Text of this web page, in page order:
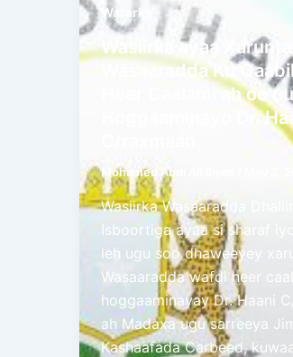
Wararka
Wasiirka ayaa Xarunta
Wasaaradda Ku
Heer Caalami ah oo uu
Hoggaaminayo Dr.
Mohamed Abdi Ali Siyad May 3,
Wasiirka Wasaaradda
Isboortiga ayaa si sharaf
leh ugu soo dhaweeyey
Wasaaradda wafdi heer
hoggaaminayay Dr. Haani
ah Madaxa ugu sarreeya
Kashaafada Carbeed,